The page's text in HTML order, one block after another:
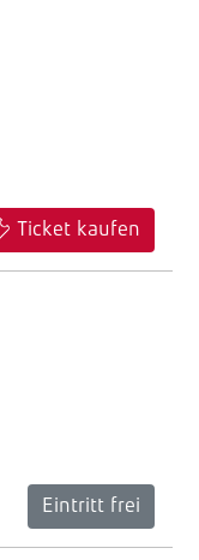
Ticket kaufen
Eintritt frei